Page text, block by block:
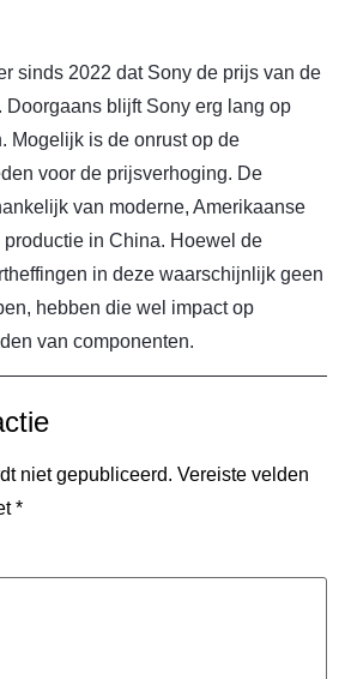
sinds 2022 dat Sony de prijs van de
Doorgaans blijft Sony erg lang op
Mogelijk is de onrust op de
voor de prijsverhoging. De
van moderne, Amerikaanse
in China. Hoewel de
in deze waarschijnlijk geen
hebben die wel impact op
van componenten.
niet gepubliceerd. Vereiste velden
*